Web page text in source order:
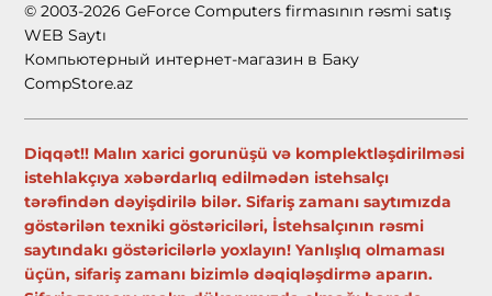
© 2003-2026 GeForce Computers firmasının rəsmi satış
WEB Saytı
Компьютерный интернет-магазин в Баку
CompStore.az
Diqqət!! Malın xarici gorunüşü və komplektləşdirilməsi
istehlakçıya xəbərdarlıq edilmədən istehsalçı
tərəfindən dəyişdirilə bilər. Sifariş zamanı saytımızda
göstərilən texniki göstəriciləri, İstehsalçının rəsmi
saytındakı göstəricilərlə yoxlayın! Yanlışlıq olmaması
üçün, sifariş zamanı bizimlə dəqiqləşdirmə aparın.